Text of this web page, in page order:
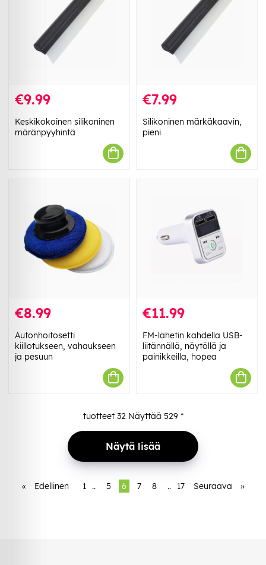
€9.99
Keskikokoinen silikoninen
märänpyyhintä
€7.99
Silikoninen märkäkaavin,
pieni
€8.99
Autonhoitosetti
kiillotukseen, vahaukseen
ja pesuun
€11.99
FM-lähetin kahdella USB-
liitännällä, näytöllä ja
painikkeilla, hopea
tuotteet 32Näyttää 529*
Näytä lisää
« Edellinen 1 .. 5 6 7 8 .. 17 Seuraava »